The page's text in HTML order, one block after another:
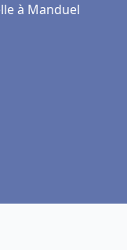
à Manduel